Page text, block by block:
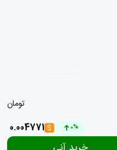
تومان
0%
$
0.004771